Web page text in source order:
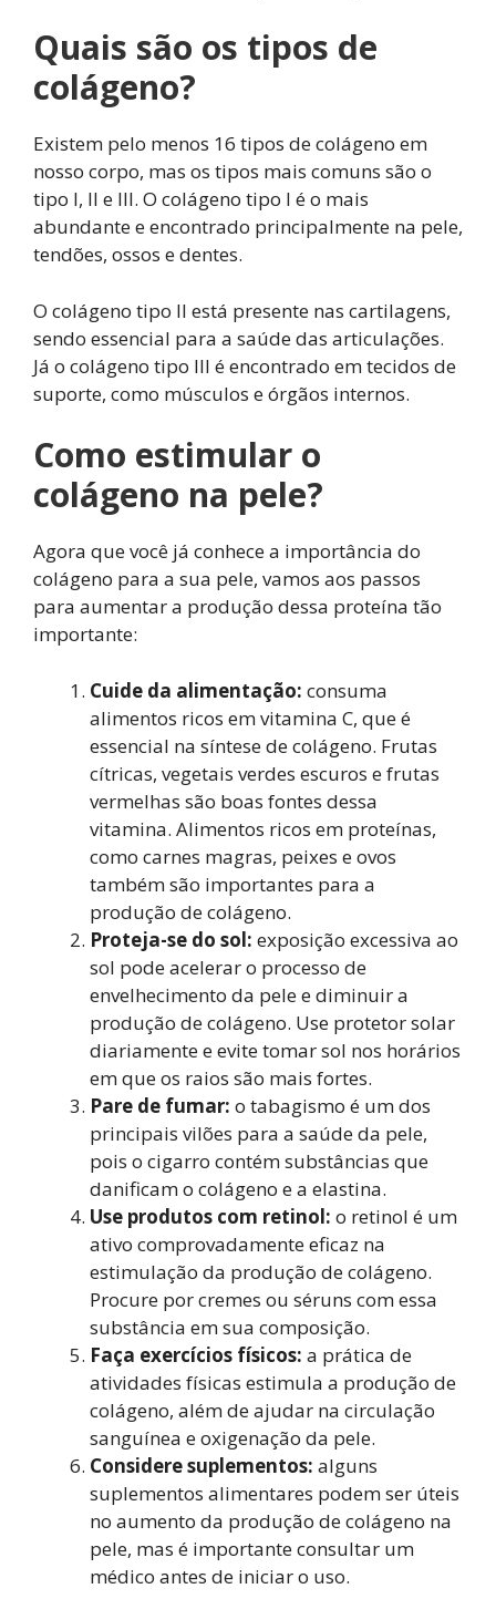
Quais são os tipos de
colágeno?
Existem pelo menos 16 tipos de colágeno em
nosso corpo, mas os tipos mais comuns são o
tipo I, II e III. O colágeno tipo I é o mais
abundante e encontrado principalmente na pele,
tendões, ossos e dentes.
O colágeno tipo II está presente nas cartilagens,
sendo essencial para a saúde das articulações.
Já o colágeno tipo III é encontrado em tecidos de
suporte, como músculos e órgãos internos.
Como estimular o
colágeno na pele?
Agora que você já conhece a importância do
colágeno para a sua pele, vamos aos passos
para aumentar a produção dessa proteína tão
importante:
Cuide da alimentação: consuma
alimentos ricos em vitamina C, que é
essencial na síntese de colágeno. Frutas
cítricas, vegetais verdes escuros e frutas
vermelhas são boas fontes dessa
vitamina. Alimentos ricos em proteínas,
como carnes magras, peixes e ovos
também são importantes para a
produção de colágeno.
Proteja-se do sol: exposição excessiva ao
sol pode acelerar o processo de
envelhecimento da pele e diminuir a
produção de colágeno. Use protetor solar
diariamente e evite tomar sol nos horários
em que os raios são mais fortes.
Pare de fumar: o tabagismo é um dos
principais vilões para a saúde da pele,
pois o cigarro contém substâncias que
danificam o colágeno e a elastina.
Use produtos com retinol: o retinol é um
ativo comprovadamente eficaz na
estimulação da produção de colágeno.
Procure por cremes ou séruns com essa
substância em sua composição.
Faça exercícios físicos: a prática de
atividades físicas estimula a produção de
colágeno, além de ajudar na circulação
sanguínea e oxigenação da pele.
Considere suplementos: alguns
suplementos alimentares podem ser úteis
no aumento da produção de colágeno na
pele, mas é importante consultar um
médico antes de iniciar o uso.